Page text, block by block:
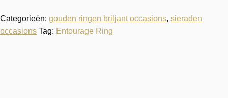
Categorieën: gouden ringen briljant occasions, sieraden
occasions Tag: Entourage Ring